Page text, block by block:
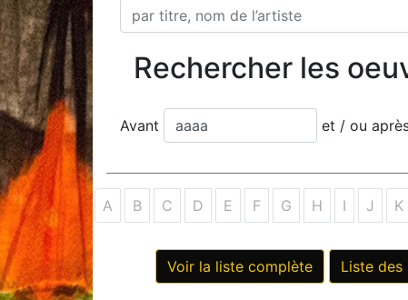
Rechercher les
Avant et / ou
A B C D E F G H I J K
Voir la liste complète Liste des